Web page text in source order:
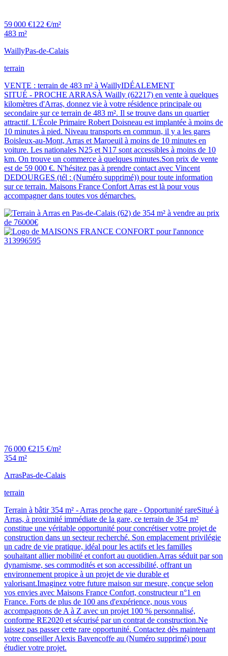
59 000 €122 €/m²
483 m²
WaillyPas-de-Calais
terrain
VENTE : terrain de 483 m² à WaillyIDÉALEMENT
SITUÉ - PROCHE ARRASÀ Wailly (62217) en vente à quelques
kilomètres d'Arras, donnez vie à votre résidence principale ou
secondaire sur ce terrain de 483 m². Il se trouve dans un quartier
attractif. L'École Primaire Robert Doisneau est implantée à moins de
10 minutes à pied. Niveau transports en commun, il y a les gares
Boisleux-au-Mont, Arras et Maroeuil à moins de 10 minutes en
voiture. Les nationales N25 et N17 sont accessibles à moins de 10
km. On trouve un commerce à quelques minutes.Son prix de vente
est de 59 000 €. N'hésitez pas à prendre contact avec Vincent
DEDOURGES (tél : (Numéro supprimé)) pour toute information
sur ce terrain. Maisons France Confort Arras est là pour vous
accompagner dans toutes vos démarches.
76 000 €215 €/m²
354 m²
ArrasPas-de-Calais
terrain
Terrain à bâtir 354 m² - Arras proche gare - Opportunité rareSitué à
Arras, à proximité immédiate de la gare, ce terrain de 354 m²
constitue une véritable opportunité pour concrétiser votre projet de
construction dans un secteur recherché. Son emplacement privilégie
un cadre de vie pratique, idéal pour les actifs et les familles
souhaitant allier mobilité et confort au quotidien.Arras séduit par son
dynamisme, ses commodités et son accessibilité, offrant un
environnement propice à un projet de vie durable et
valorisant.Imaginez votre future maison sur mesure, conçue selon
vos envies avec Maisons France Confort, constructeur n°1 en
France. Forts de plus de 100 ans d'expérience, nous vous
accompagnons de A à Z avec un projet 100 % personnalisé,
conforme RE2020 et sécurisé par un contrat de construction.Ne
laissez pas passer cette rare opportunité. Contactez dès maintenant
votre conseiller Alexis Bavencoffe au (Numéro supprimé) pour
étudier votre projet.